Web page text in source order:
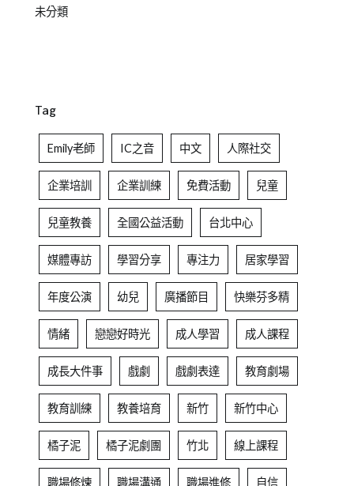
未分類
Tag
Emily老師 IC之音 中文 人際社交
企業培訓 企業訓練 免費活動 兒童
兒童教養 全國公益活動 台北中心
媒體專訪 學習分享 專注力 居家學習
年度公演 幼兒 廣播節目 快樂芬多精
情緒 戀戀好時光 成人學習 成人課程
成長大件事 戲劇 戲劇表達 教育劇場
教育訓練 教養培育 新竹 新竹中心
橘子泥 橘子泥劇團 竹北 線上課程
職場修煉 職場溝通 職場進修 自信